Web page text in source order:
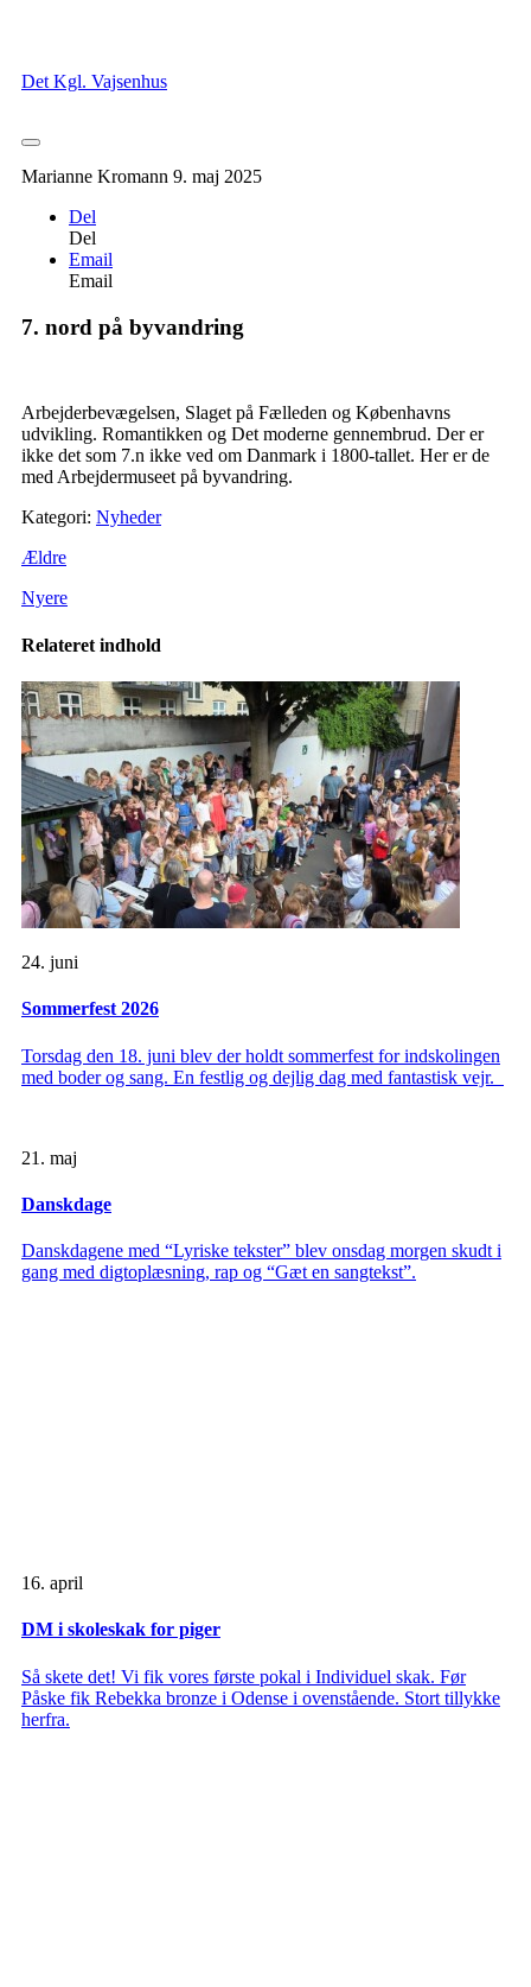
Det Kgl. Vajsenhus
Marianne Kromann 9. maj 2025
Del
Del
Email
Email
7. nord på byvandring
Arbejderbevægelsen, Slaget på Fælleden og Københavns
udvikling. Romantikken og Det moderne gennembrud. Der er
ikke det som 7.n ikke ved om Danmark i 1800-tallet. Her er de
med Arbejdermuseet på byvandring.
Kategori: Nyheder
Ældre
Nyere
Relateret indhold
24. juni
Sommerfest 2026
Torsdag den 18. juni blev der holdt sommerfest for indskolingen
med boder og sang. En festlig og dejlig dag med fantastisk vejr.
21. maj
Danskdage
Danskdagene med “Lyriske tekster” blev onsdag morgen skudt i
gang med digtoplæsning, rap og “Gæt en sangtekst”.
16. april
DM i skoleskak for piger
Så skete det! Vi fik vores første pokal i Individuel skak. Før
Påske fik Rebekka bronze i Odense i ovenstående. Stort tillykke
herfra.